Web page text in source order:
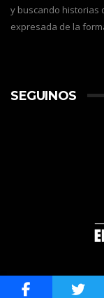
y buscando historias
expresada de la
SEGUINOS